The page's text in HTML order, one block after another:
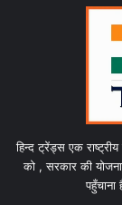
हिन्द ट्रेंड्स एक
को , सरकार की